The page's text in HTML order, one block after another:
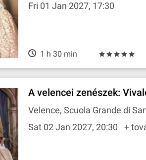
Fri 01 Jan 2027, 17:30
1 h 30 min
A velencei zenészek:
Velence, Scuola Grande di
Sat 02 Jan 2027, 20:30
+